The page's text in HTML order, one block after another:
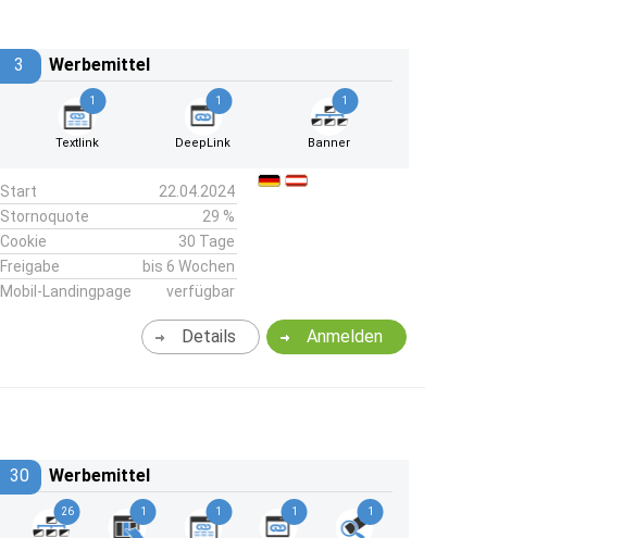
3 Werbemittel
1
Textlink
1
DeepLink
1
Banner
Start
22.04.2024
Stornoquote
29 %
Cookie
30 Tage
Freigabe
bis 6 Wochen
Mobil-Landingpage
verfügbar
Anmelden
Details
30 Werbemittel
26 1 1 1 1